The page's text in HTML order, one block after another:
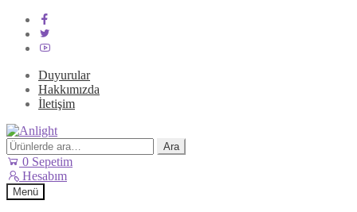
Duyurular
Hakkımızda
İletişim
Dolaşıma
geç
İçeriğe
geç
Ara: Ara
0 Sepetim
Hesabım
Menü